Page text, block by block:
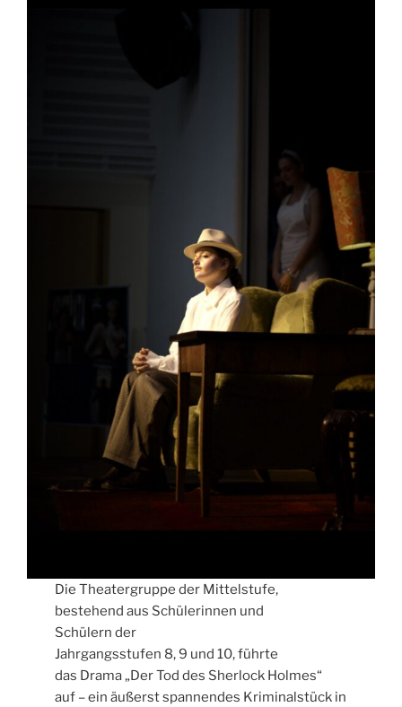
Die Theatergruppe der Mittelstufe,
bestehend aus Schülerinnen und
Schülern der
Jahrgangsstufen 8, 9 und 10, führte
das Drama „Der Tod des Sherlock Holmes“
auf – ein äußerst spannendes Kriminalstück in